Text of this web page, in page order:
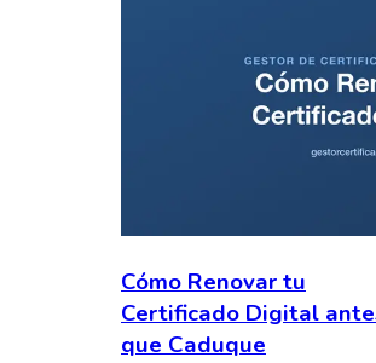
Cómo Renovar tu
Certificado Digital
que Caduque